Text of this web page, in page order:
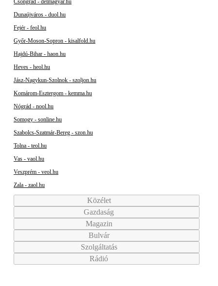
Dunaújváros - duol.hu
Fejér - feol.hu
Győr-Moson-Sopron - kisalfold.hu
Hajdú-Bihar - haon.hu
Heves - heol.hu
Jász-Nagykun-Szolnok - szoljon.hu
Komárom-Esztergom - kemma.hu
Nógrád - nool.hu
Somogy - sonline.hu
Szabolcs-Szatmár-Bereg - szon.hu
Tolna - teol.hu
Vas - vaol.hu
Veszprém - veol.hu
Zala - zaol.hu
Közélet
Gazdaság
Magazin
Bulvár
Szolgáltatás
Rádió